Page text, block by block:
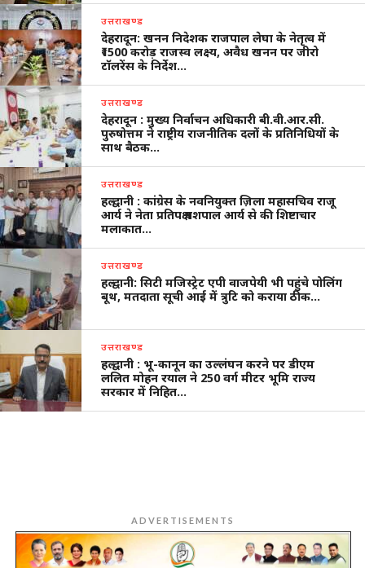
उत्तराखण्ड
देहरादून: खनन निदेशक राजपाल लेघा के नेतृत्व में
₹1500 करोड़ राजस्व लक्ष्य, अवैध खनन पर जीरो
टॉलरेंस के निर्देश…
उत्तराखण्ड
देहरादून : मुख्य निर्वाचन अधिकारी बी.वी.आर.सी.
पुरुषोत्तम ने राष्ट्रीय राजनीतिक दलों के प्रतिनिधियों के
साथ बैठक…
उत्तराखण्ड
हल्द्वानी : कांग्रेस के नवनियुक्त ज़िला महासचिव राजू
आर्य ने नेता प्रतिपक्ष यशपाल आर्य से की शिष्टाचार
मलाकात…
उत्तराखण्ड
हल्द्वानी: सिटी मजिस्ट्रेट एपी वाजपेयी भी पहुंचे पोलिंग
बूथ, मतदाता सूची आई में त्रुटि को कराया ठीक…
उत्तराखण्ड
हल्द्वानी : भू-कानून का उल्लंघन करने पर डीएम
ललित मोहन रयाल ने 250 वर्ग मीटर भूमि राज्य
सरकार में निहित…
ADVERTISEMENTS